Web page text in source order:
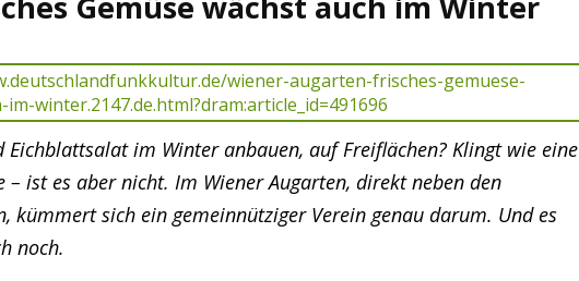
Eichblattsalat im Winter anbauen, auf Freiflächen? Klingt wie eine
– ist es aber nicht. Im Wiener Augarten, direkt neben den
kümmert sich ein gemeinnütziger Verein genau darum. Und es
noch.